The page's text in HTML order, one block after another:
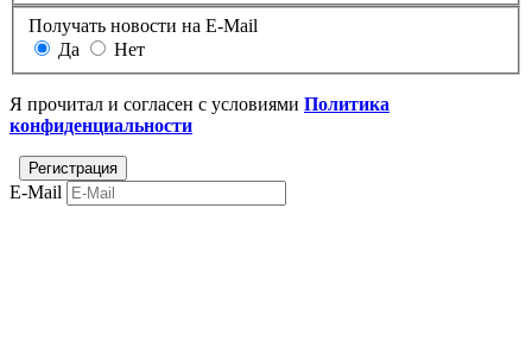
Получать новости на E-Mail
Да
Нет
Я прочитал и согласен с условиями Политика
конфиденциальности
E-Mail